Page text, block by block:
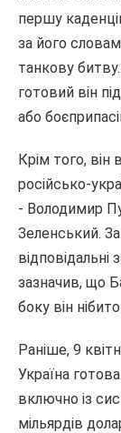
першу
за його
танкову
готовий він
або
Крім того, він
російсько-
- Володимир
Зеленський.
відповідальні
зазначив, що
боку він
Раніше, 9
Україна
включно із
мільярдів